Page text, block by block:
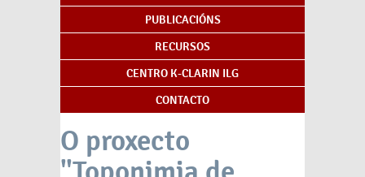
PUBLICACIÓNS
RECURSOS
CENTRO K-CLARIN ILG
CONTACTO
O proxecto